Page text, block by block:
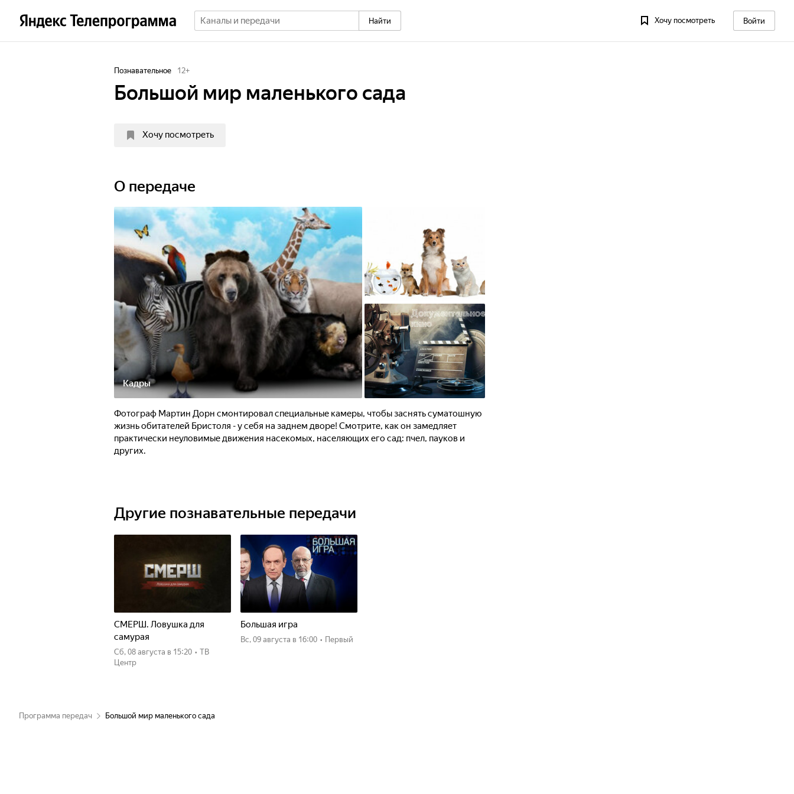
Найти Хочу посмотреть Войти
Познавательное 12+
Большой мир маленького сада
Хочу посмотреть
О передаче
Кадры
Фотограф Мартин Дорн смонтировал специальные камеры, чтобы заснять суматошную
жизнь обитателей Бристоля - у себя на заднем дворе! Смотрите, как он замедляет
практически неуловимые движения насекомых, населяющих его сад: пчел, пауков и
других.
Другие познавательные передачи
СМЕРШ. Ловушка для
самурая
сб, 08 августа в 15:20 • ТВ
Центр
Большая игра
вс, 09 августа в 16:00 • Первый
Программа передач Большой мир маленького сада